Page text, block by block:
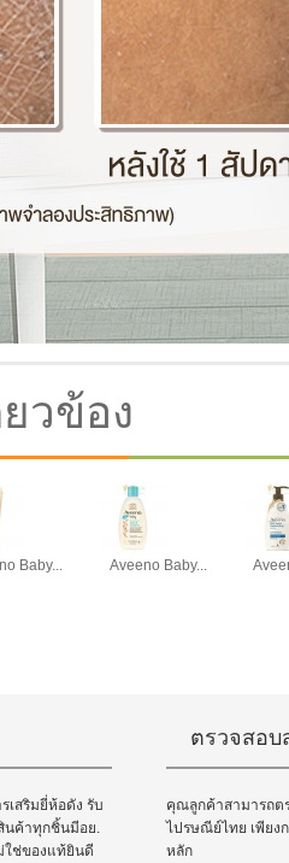
วข้อง
Baby... Aveeno Baby...
สริมยี่ห้อดัง รับ
นค้าทุกชิ้นมีอย.
ใช่ของแท้ยินดี
ตรวจสอ
คุณลูกค้าสามารถต
ไปรษณีย์ไทย เพียง
หลัก